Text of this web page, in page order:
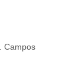
Campos